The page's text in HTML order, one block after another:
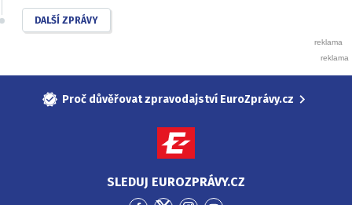
DALŠÍ ZPRÁVY
Proč důvěřovat zpravodajství EuroZprávy.cz
SLEDUJ EUROZPRÁVY.CZ